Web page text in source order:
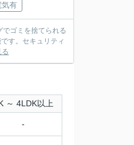
気有
ゴミを捨てられる
す。セキュリティ
る
～ 4LDK以上
-